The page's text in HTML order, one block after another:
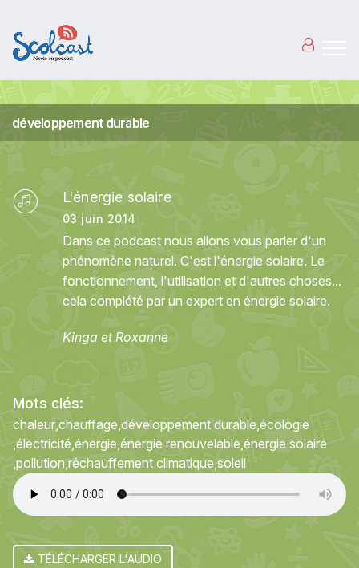
développement durable
L'énergie solaire
03 juin 2014
Dans ce podcast nous allons vous parler d'un
phénomène naturel. C'est l'énergie solaire. Le
fonctionnement, l'utilisation et d'autres choses...
cela complété par un expert en énergie solaire.
Kinga et Roxanne
Mots clés:
chaleur chauffage développement durable écologie
électricité énergie énergie renouvelable énergie solaire
pollution réchauffement climatique soleil
TÉLÉCHARGER L'AUDIO